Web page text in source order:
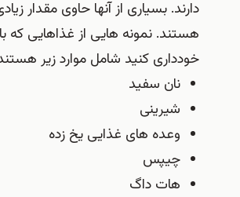
دارند. بسیاری از آنها حاوی مقدار
هستند. نمونه هایی از غذاهایی که
خودداری کنید شامل موارد زیر
نان سفید
شیرینی
وعده های غذایی یخ زده
چیپس
هات داگ